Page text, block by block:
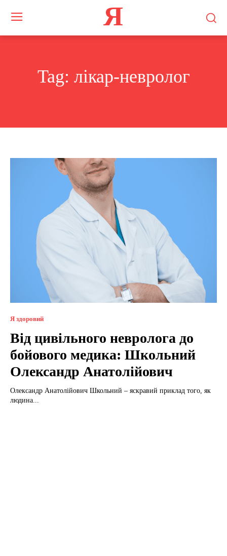
Я
Tag: лікар-невролог
Я здоровий
Від цивільного невролога до
бойового медика: Школьний
Олександр Анатолійович
Олександр Анатолійович Школьний – яскравий приклад того, як
людина...